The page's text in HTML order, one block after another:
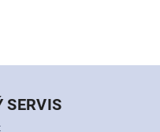
SERVIS